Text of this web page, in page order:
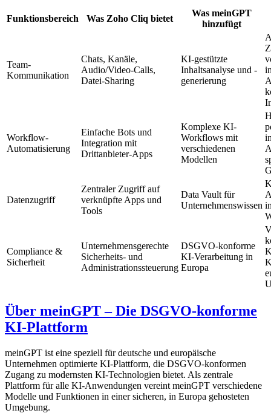
Funktionsbereich Was Zoho Cliq bietet
Was meinGPT
hinzufügt
Team-
Kommunikation
Chats, Kanäle,
Audio/Video-Calls,
Datei-Sharing
KI-gestützte
Inhaltsanalyse und -
generierung
Workflow-
Automatisierung
Einfache Bots und
Integration mit
Drittanbieter-Apps
Komplexe KI-
Workflows mit
verschiedenen
Modellen
Datenzugriff
Zentraler Zugriff auf
verknüpfte Apps und
Tools
Data Vault für
Unternehmenswissen
Compliance &
Sicherheit
Unternehmensgerechte
Sicherheits- und
Administrationssteuerung
DSGVO-konforme
KI-Verarbeitung in
Europa
Über meinGPT – Die DSGVO-konforme
KI-Plattform
meinGPT ist eine speziell für deutsche und europäische
Unternehmen optimierte KI-Plattform, die DSGVO-konformen
Zugang zu modernsten KI-Technologien bietet. Als zentrale
Plattform für alle KI-Anwendungen vereint meinGPT verschiedene
Modelle und Funktionen in einer sicheren, in Europa gehosteten
Umgebung.